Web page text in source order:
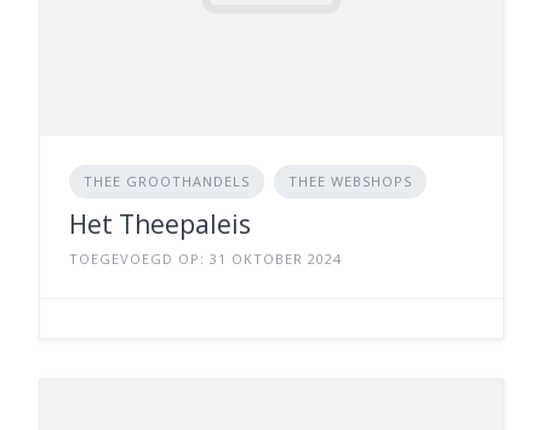
THEE GROOTHANDELS THEE WEBSHOPS
Het Theepaleis
TOEGEVOEGD OP: 31 OKTOBER 2024